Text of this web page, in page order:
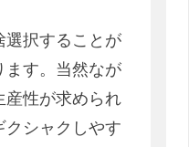
選択することが
ます。当然なが
産性が求められ
クシャクしやす